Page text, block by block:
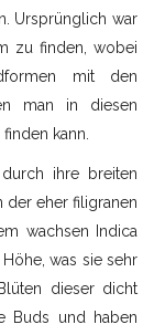
Ursprünglich war
zu finden, wobei
mit den
man in diesen
kann.
ihre breiten
der eher filigranen
wachsen Indica
was sie sehr
dieser dicht
Buds und haben